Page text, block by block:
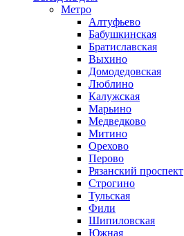
Метро
Алтуфьево
Бабушкинская
Братиславская
Выхино
Домодедовская
Люблино
Калужская
Марьино
Медведково
Митино
Орехово
Перово
Рязанский проспект
Строгино
Тульская
Фили
Шипиловская
Южная